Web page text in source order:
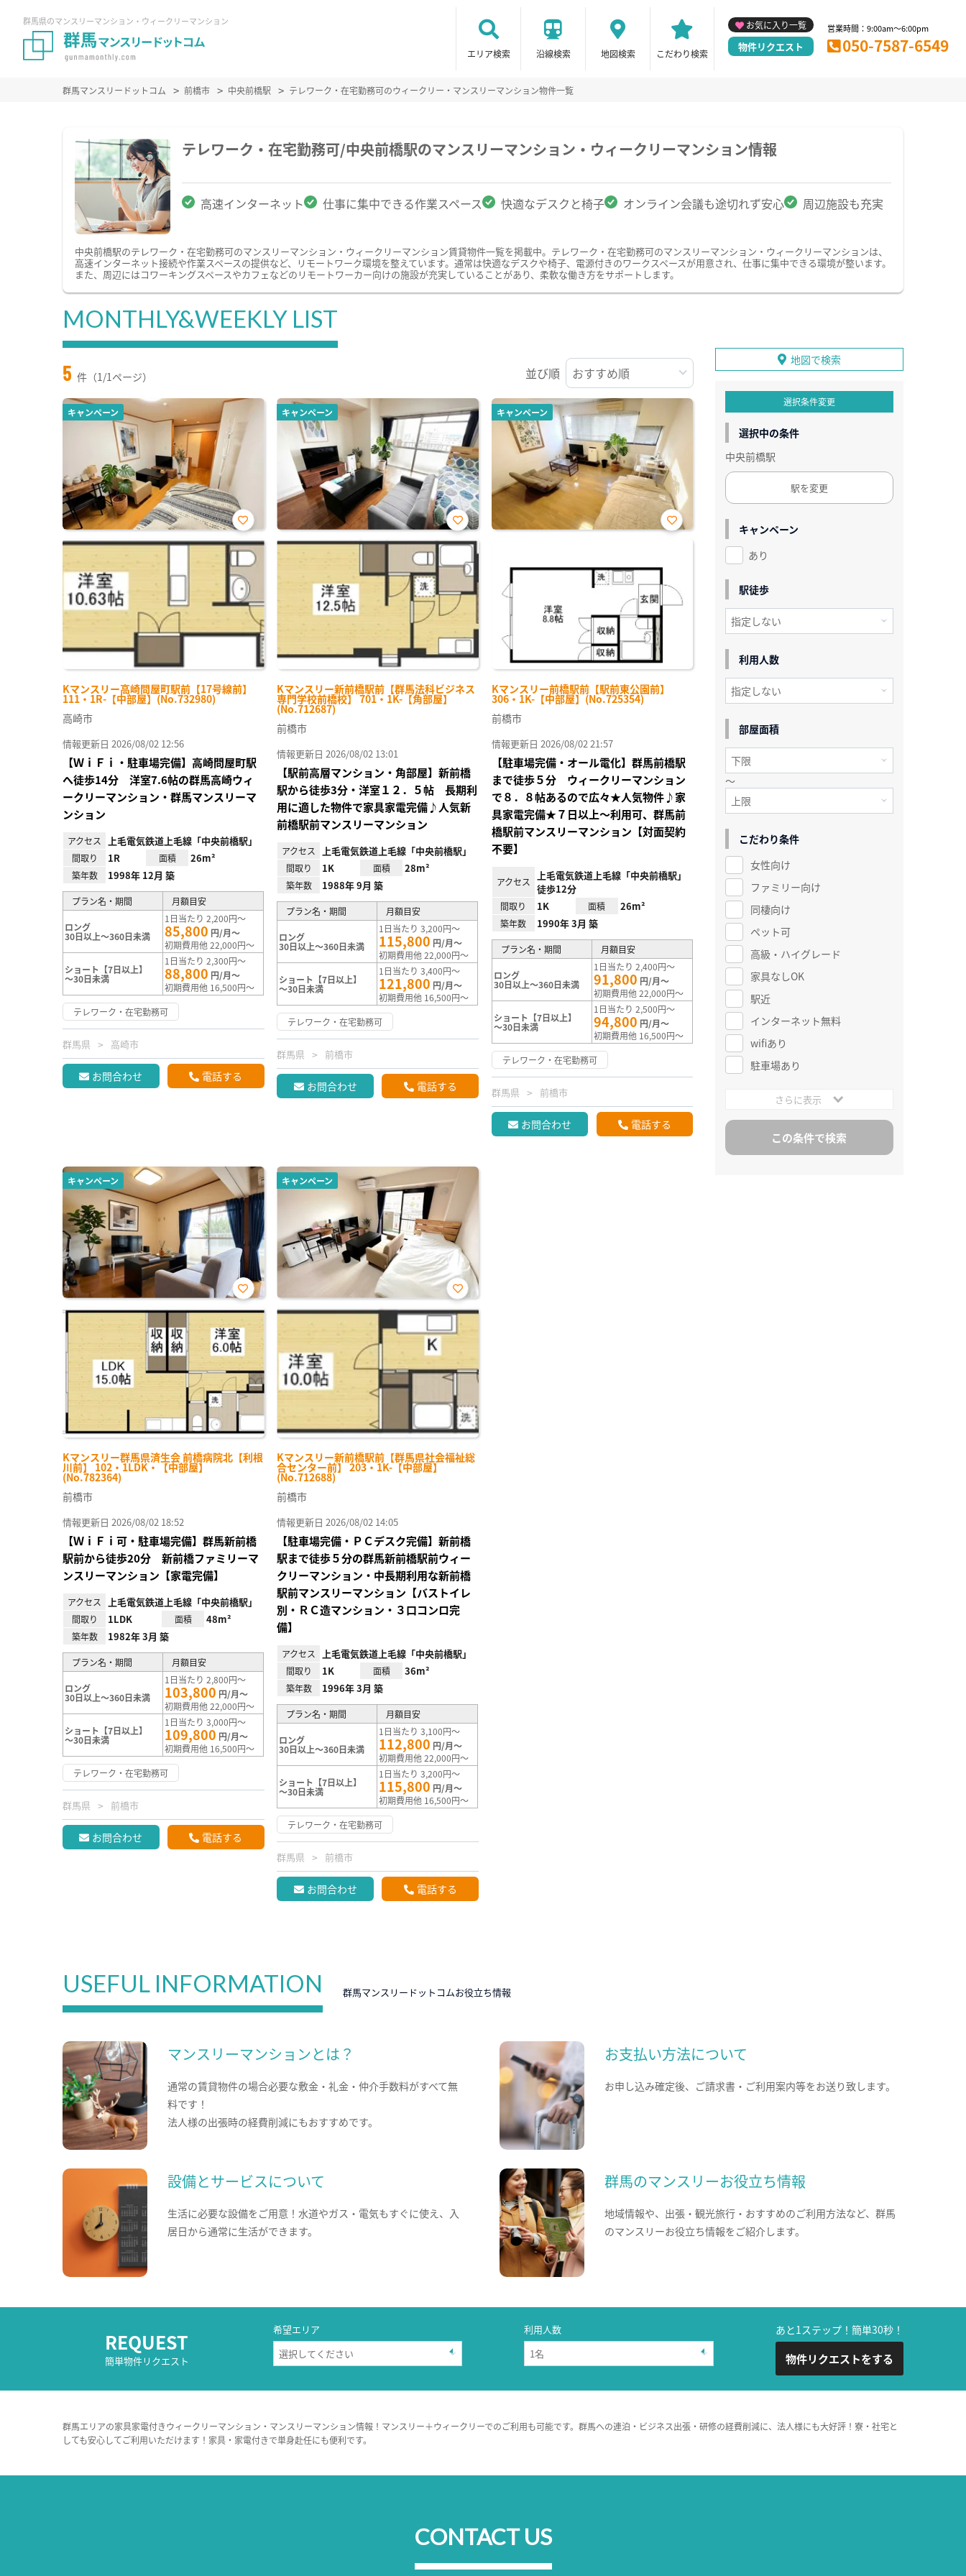
群馬県のマンスリーマンション・ウィークリーマンション
エリア検索 沿線検索 地図検索 こだわり検索
お気に入り一覧
物件リクエスト
営業時間：9:00am～6:00pm
050-7587-6549
群馬マンスリードットコム 前橋市 中央前橋駅 テレワーク・在宅勤務可のウィークリー・マンスリーマンション物件一覧
テレワーク・在宅勤務可/中央前橋駅のマンスリーマンション・ウィークリーマンション情報
高速インターネット 仕事に集中できる作業スペース 快適なデスクと椅子 オンライン会議も途切れず安心 周辺施設も充実
中央前橋駅のテレワーク・在宅勤務可のマンスリーマンション・ウィークリーマンション賃貸物件一覧を掲載中。テレワーク・在宅勤務可のマンスリーマンション・ウィークリーマンションは、
高速インターネット接続や作業スペースの提供など、リモートワーク環境を整えています。通常は快適なデスクや椅子、電源付きのワークスペースが用意され、仕事に集中できる環境が整います。
また、周辺にはコワーキングスペースやカフェなどのリモートワーカー向けの施設が充実していることがあり、柔軟な働き方をサポートします。
MONTHLY&WEEKLY LIST
5 件（1/1ページ） 並び順
キャンペーン
Kマンスリー高崎問屋町駅前【17号線前】
111・1R-【中部屋】(No.732980)
お気
に入
り登
録
高崎市
情報更新日 2026/08/02 12:56
【ＷｉＦｉ・駐車場完備】高崎問屋町駅
へ徒歩14分 洋室7.6帖の群馬高崎ウィ
ークリーマンション・群馬マンスリーマ
ンション
アクセス 上毛電気鉄道上毛線「中央前橋駅」
間取り 1R 面積 26m²
築年数 1998年 12月 築
プラン名・期間 月額目安
ロング
30日以上～360日未満
1日当たり 2,200円～
85,800 円/月～
初期費用他 22,000円～
ショート【7日以上】
～30日未満
1日当たり 2,300円～
88,800 円/月～
初期費用他 16,500円～
テレワーク・在宅勤務可
群馬県 高崎市
お問合わせ 電話する
キャンペーン
Kマンスリー新前橋駅前【群馬法科ビジネス
専門学校前橋校】 701・1K-【角部屋】
(No.712687)
お気
に入
録
前橋市
情報更新日 2026/08/02 13:01
【駅前高層マンション・角部屋】新前橋
駅から徒歩3分・洋室１２．５帖 長期利
用に適した物件で家具家電完備♪人気新
前橋駅前マンスリーマンション
アクセス 上毛電気鉄道上毛線「中央前橋駅」
間取り 1K 面積 28m²
築年数 1988年 9月 築
プラン名・期間 月額目安
ロング
30日以上～360日未満
1日当たり 3,200円～
115,800 円/月～
初期費用他 22,000円～
ショート【7日以上】
～30日未満
1日当たり 3,400円～
121,800 円/月～
初期費用他 16,500円～
テレワーク・在宅勤務可
群馬県 前橋市
お問合わせ 電話する
キャンペーン
Kマンスリー前橋駅前【駅前東公園前】
306・1K-【中部屋】(No.725354)
お気
録
前橋市
情報更新日 2026/08/02 21:57
【駐車場完備・オール電化】群馬前橋駅
まで徒歩５分 ウィークリーマンション
で８．８帖あるので広々★人気物件♪家
具家電完備★７日以上～利用可、群馬前
橋駅前マンスリーマンション【対面契約
不要】
アクセス
上毛電気鉄道上毛線「中央前橋駅」
徒歩12分
間取り 1K 面積 26m²
築年数 1990年 3月 築
プラン名・期間 月額目安
ロング
30日以上～360日未満
1日当たり 2,400円～
91,800 円/月～
初期費用他 22,000円～
ショート【7日以上】
～30日未満
1日当たり 2,500円～
94,800 円/月～
初期費用他 16,500円～
テレワーク・在宅勤務可
群馬県 前橋市
お問合わせ 電話する
キャンペーン
Kマンスリー群馬県済生会 前橋病院北【利根
川前】 102・1LDK・【中部屋】
(No.782364)
お気
に入
り登
録
前橋市
情報更新日 2026/08/02 18:52
【ＷｉＦｉ可・駐車場完備】群馬新前橋
駅前から徒歩20分 新前橋ファミリーマ
ンスリーマンション【家電完備】
アクセス 上毛電気鉄道上毛線「中央前橋駅」
間取り 1LDK 面積 48m²
築年数 1982年 3月 築
プラン名・期間 月額目安
ロング
30日以上～360日未満
1日当たり 2,800円～
103,800 円/月～
初期費用他 22,000円～
ショート【7日以上】
～30日未満
1日当たり 3,000円～
109,800 円/月～
初期費用他 16,500円～
テレワーク・在宅勤務可
群馬県 前橋市
お問合わせ 電話する
キャンペーン
Kマンスリー新前橋駅前【群馬県社会福祉総
合センター前】 203・1K-【中部屋】
(No.712688)
お気
に入
り登
録
前橋市
情報更新日 2026/08/02 14:05
【駐車場完備・ＰＣデスク完備】新前橋
駅まで徒歩５分の群馬新前橋駅前ウィー
クリーマンション・中長期利用な新前橋
駅前マンスリーマンション【バストイレ
別・ＲＣ造マンション・３口コンロ完
備】
アクセス 上毛電気鉄道上毛線「中央前橋駅」
間取り 1K 面積 36m²
築年数 1996年 3月 築
プラン名・期間 月額目安
ロング
30日以上～360日未満
1日当たり 3,100円～
112,800 円/月～
初期費用他 22,000円～
ショート【7日以上】
～30日未満
1日当たり 3,200円～
115,800 円/月～
初期費用他 16,500円～
テレワーク・在宅勤務可
群馬県 前橋市
お問合わせ 電話する
地図で検索
選択条件変更
選択中の条件
中央前橋駅
駅を変更
キャンペーン
あり
駅徒歩
利用人数
部屋面積
～
こだわり条件
女性向け
ファミリー向け
同棲向け
ペット可
高級・ハイグレード
家具なしOK
駅近
インターネット無料
wifiあり
駐車場あり
さらに表示
USEFUL INFORMATION 群馬マンスリードットコムお役立ち情報
マンスリーマンションとは？
通常の賃貸物件の場合必要な敷金・礼金・仲介手数料がすべて無
料です！
法人様の出張時の経費削減にもおすすめです。
お支払い方法について
お申し込み確定後、ご請求書・ご利用案内等をお送り致します。
設備とサービスについて
生活に必要な設備をご用意！水道やガス・電気もすぐに使え、入
居日から通常に生活ができます。
群馬のマンスリーお役立ち情報
地域情報や、出張・観光旅行・おすすめのご利用方法など、群馬
のマンスリーお役立ち情報をご紹介します。
REQUEST
簡単物件リクエスト
希望エリア 利用人数 あと1ステップ！簡単30秒！
物件リクエストをする
群馬エリアの家具家電付きウィークリーマンション・マンスリーマンション情報！マンスリー＋ウィークリーでのご利用も可能です。群馬への連泊・ビジネス出張・研修の経費削減に、法人様にも大好評！寮・社宅と
しても安心してご利用いただけます！家具・家電付きで単身赴任にも便利です。
CONTACT US